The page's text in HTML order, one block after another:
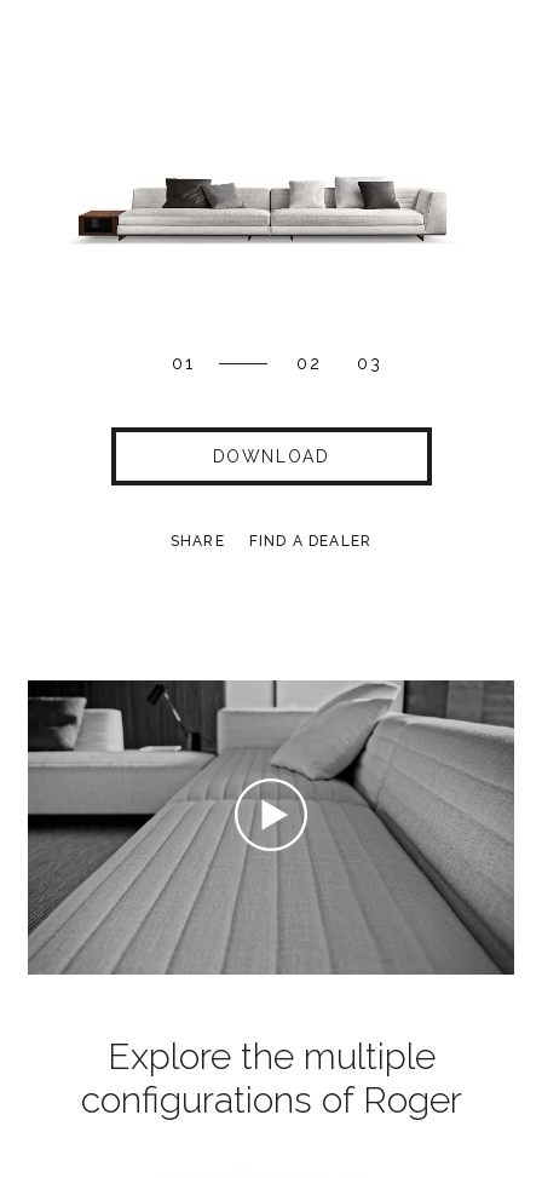
01 02 03
DOWNLOAD
SHARE FIND A DEALER
Explore the multiple
configurations of Roger